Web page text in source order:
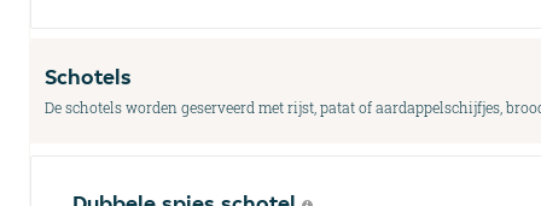
Schotels
De schotels worden geserveerd met rijst, patat of aardappelschijfjes,